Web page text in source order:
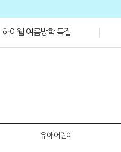
하이웰 여름방학 특집
유아 어린이